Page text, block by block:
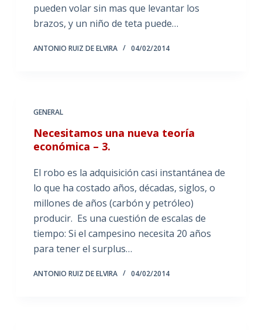
pueden volar sin mas que levantar los
brazos, y un niño de teta puede…
ANTONIO RUIZ DE ELVIRA 04/02/2014
GENERAL
Necesitamos una nueva teoría
económica – 3.
El robo es la adquisición casi instantánea de
lo que ha costado años, décadas, siglos, o
millones de años (carbón y petróleo)
producir. Es una cuestión de escalas de
tiempo: Si el campesino necesita 20 años
para tener el surplus…
ANTONIO RUIZ DE ELVIRA 04/02/2014